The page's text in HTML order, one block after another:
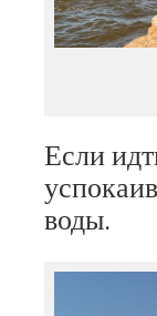
Если
воды.